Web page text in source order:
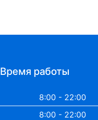
Время работы
8:00 - 22:00
8:00 - 22:00